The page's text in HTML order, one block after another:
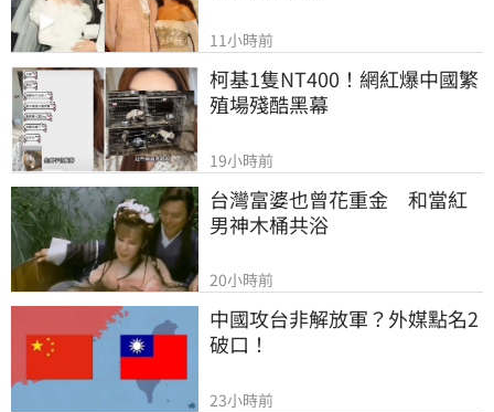
11小時前
柯基1隻NT400！網紅爆中國繁
殖場殘酷黑幕
19小時前
台灣富婆也曾花重金　和當紅
男神木桶共浴
20小時前
中國攻台非解放軍？外媒點名2
破口！
23小時前